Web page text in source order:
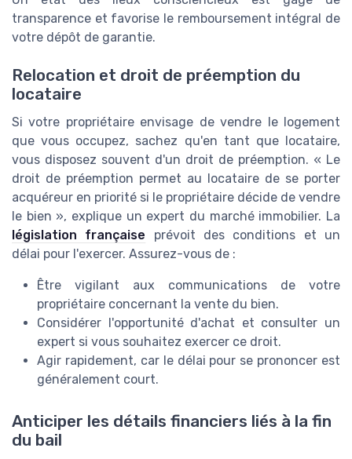
transparence et favorise le remboursement intégral de
votre dépôt de garantie.
Relocation et droit de préemption du
locataire
Si votre propriétaire envisage de vendre le logement
que vous occupez, sachez qu'en tant que locataire,
vous disposez souvent d'un droit de préemption. « Le
droit de préemption permet au locataire de se porter
acquéreur en priorité si le propriétaire décide de vendre
le bien », explique un expert du marché immobilier. La
législation française prévoit des conditions et un
délai pour l'exercer. Assurez-vous de :
Être vigilant aux communications de votre
propriétaire concernant la vente du bien.
Considérer l'opportunité d'achat et consulter un
expert si vous souhaitez exercer ce droit.
Agir rapidement, car le délai pour se prononcer est
généralement court.
Anticiper les détails financiers liés à la fin
du bail